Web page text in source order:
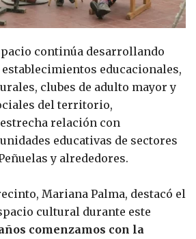
continúa desarrollando
educacionales,
clubes de adulto mayor y
del territorio,
relación con
educativas de sectores
y alrededores.
Mariana Palma, destacó el
cultural durante este
comenzamos con la